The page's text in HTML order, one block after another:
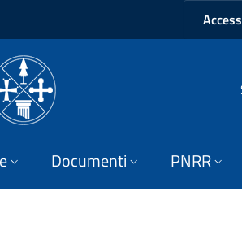
Documenti PNRR